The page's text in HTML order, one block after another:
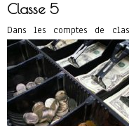
Classe 5
Dans les comptes de